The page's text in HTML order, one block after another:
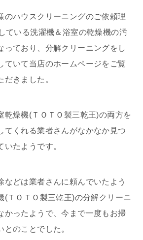
のハウスクリーニングのご依頼理
ている洗濯機＆浴室の乾燥機の汚
っており、分解クリーニングをし
ていて当店のホームページをご覧
だきました。
乾燥機(ＴＯＴＯ製三乾王)の両方を
てくれる業者さんがなかなか見つ
たようです。
などは業者さんに頼んでいたよう
(ＴＯＴＯ製三乾王)の分解クリーニ
かったようで、今まで一度もお掃
とのことでした。